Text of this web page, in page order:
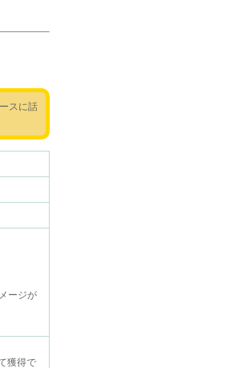
スに話
ージが
獲得で